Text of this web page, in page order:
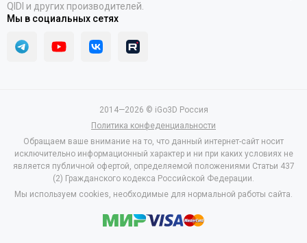
QIDI и других производителей.
Мы в социальных сетях
2014—2026 © iGo3D Россия
Политика конфеденциальности
Обращаем ваше внимание на то, что данный интернет-сайт носит
исключительно информационный характер и ни при каких условиях не
является публичной офертой, определяемой положениями Статьи 437
(2) Гражданского кодекса Российской Федерации.
Мы используем cookies, необходимые для нормальной работы сайта.